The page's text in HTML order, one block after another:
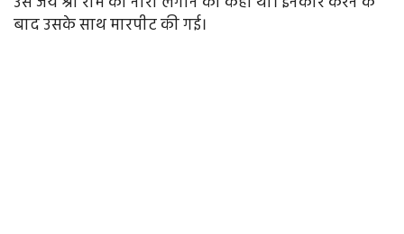
बाद उसके साथ मारपीट की गई।